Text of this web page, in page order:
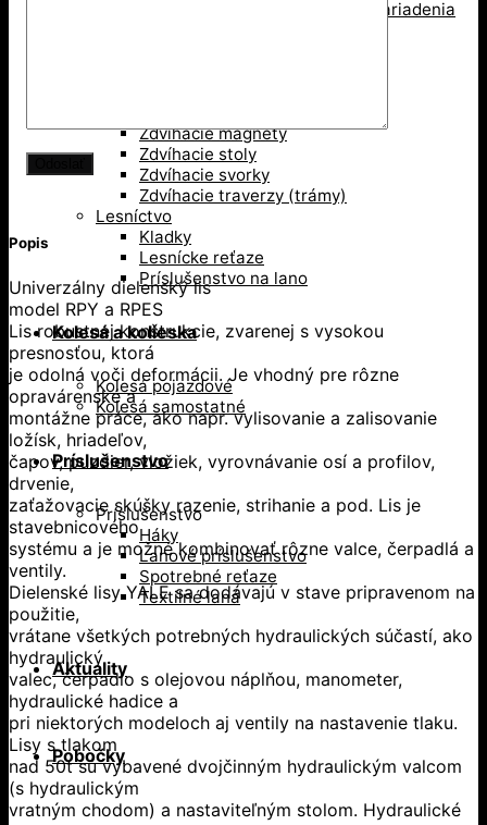
Prísavky a Vakuové zdvíhacie zariadenia
Zdvíhacie magnety
Zdvíhacie stoly
Zdvíhacie svorky
Zdvíhacie traverzy (trámy)
Lesníctvo
Kladky
Lesnícke reťaze
Príslušenstvo na lano
Kolesá a kolieska
Kolesá pojazdové
Kolesá samostatné
Príslušenstvo
Príslušenstvo
Háky
Lanové príslušenstvo
Spotrebné reťaze
Textilné laná
Aktuality
Pobočky
Popis
Univerzálny dielenský lis
model RPY a RPES
Lis robustnej konštrukcie, zvarenej s vysokou
presnosťou, ktorá
je odolná voči deformácii. Je vhodný pre rôzne
opravárenské a
montážne práce, ako napr. vylisovanie a zalisovanie
ložísk, hriadeľov,
čapov, puzdier, vložiek, vyrovnávanie osí a profilov,
drvenie,
zaťažovacie skúšky razenie, strihanie a pod. Lis je
stavebnicového
systému a je možné kombinovať rôzne valce, čerpadlá a
ventily.
Dielenské lisy YALE sa dodávajú v stave pripravenom na
použitie,
vrátane všetkých potrebných hydraulických súčastí, ako
hydraulický
valec, čerpadlo s olejovou náplňou, manometer,
hydraulické hadice a
pri niektorých modeloch aj ventily na nastavenie tlaku.
Lisy s tlakom
nad 50t sú vybavené dvojčinným hydraulickým valcom
(s hydraulickým
vratným chodom) a nastaviteľným stolom. Hydraulické